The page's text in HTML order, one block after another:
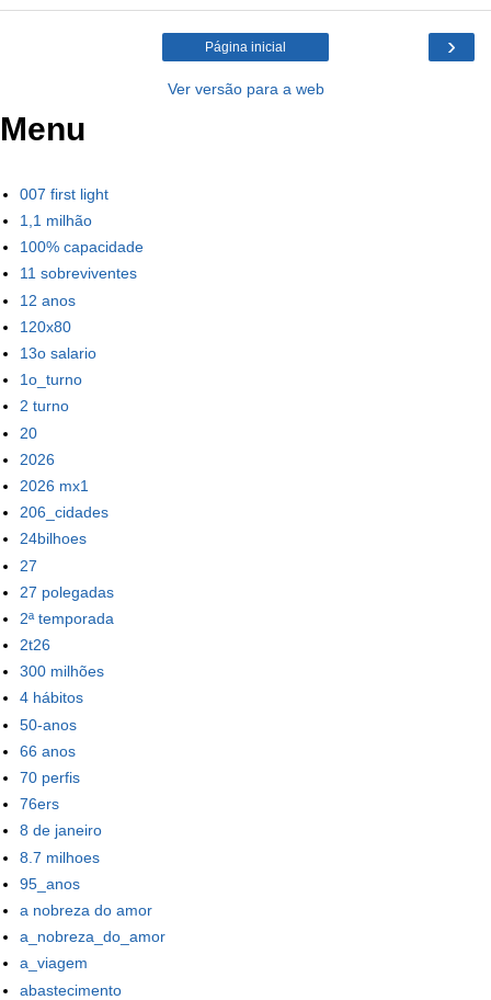
›
Página inicial
Ver versão para a web
Menu
007 first light
1,1 milhão
100% capacidade
11 sobreviventes
12 anos
120x80
13o salario
1o_turno
2 turno
20
2026
2026 mx1
206_cidades
24bilhoes
27
27 polegadas
2ª temporada
2t26
300 milhões
4 hábitos
50-anos
66 anos
70 perfis
76ers
8 de janeiro
8.7 milhoes
95_anos
a nobreza do amor
a_nobreza_do_amor
a_viagem
abastecimento